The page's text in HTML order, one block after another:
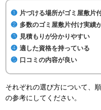
片づける場所がゴミ屋敷片
多数のゴミ屋敷片付け実績
見積もりが分かりやすい
適した資格を持っている
口コミの内容が良い
それぞれの選び方について、
の参考にしてください。